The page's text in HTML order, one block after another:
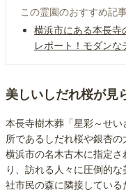
この霊園のおすすめ記
横浜市にある本長寺
レポート！モダンな
美しいしだれ桜が見
本長寺樹木葬「星彩～せ
所であるしだれ桜や銀杏
横浜市の名木古木に指定
り、訪れる人々に圧倒的
社市民の森に隣接してい